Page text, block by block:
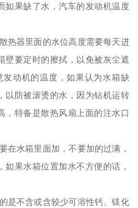
如果缺了水，汽车的发动机温度
热器里面的水位高度需要每天进
壁要定时的擦拭，以免被灰尘遮
动机的温度，如果认为水箱缺
以防被滚烫的水，因为钻机运转
，特备是散热风扇上面的注水口
在水箱里面加，不要加的过满，
果水箱位置加水不方便的话，
是不含或含较少可溶性钙、镁化